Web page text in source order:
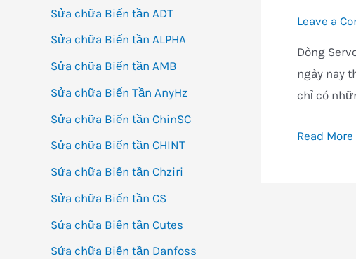
Sửa chữa Biến tần ADT
Sửa chữa Biến tần ALPHA
Sửa chữa Biến tần AMB
Sửa chữa Biến Tần AnyHz
Sửa chữa Biến tần ChinSC
Sửa chữa Biến tần CHINT
Sửa chữa Biến tần Chziri
Sửa chữa Biến tần CS
Sửa chữa Biến tần Cutes
Sửa chữa Biến tần Danfoss
Leave a
Dòng
ngày nay
chỉ có
Dòng
Read More